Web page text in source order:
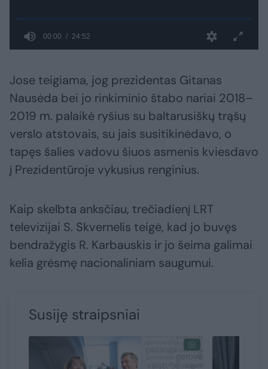
Jose teigiama, jog prezidentas Gitanas
Nausėda bei jo rinkiminio štabo nariai 2018–
2019 m. palaikė ryšius su baltarusiškų trąšų
verslo atstovais, su jais susitikinėdavo, o
tapęs šalies vadovu šiuos asmenis kviesdavo
į Prezidentūroje vykusius renginius.
Kaip skelbta anksčiau, trečiadienį LRT
televizijai S. Skvernelis teigė, kad jo buvęs
bendražygis R. Karbauskis ir jo šeima galimai
kelia grėsmę nacionaliniam saugumui.
Susiję straipsniai